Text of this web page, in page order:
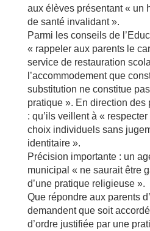
aux élèves présentant « un
de santé invalidant ».
Parmi les conseils de
« rappeler aux parents le
service de restauration
l’accommodement que
substitution ne constitue
pratique ». En direction
: qu’ils veillent à «
choix individuels sans
identitaire ».
Précision importante : un
municipal « ne saurait être
d’une pratique religieuse ».
Que répondre aux parents
demandent que soit
d’ordre justifiée par une